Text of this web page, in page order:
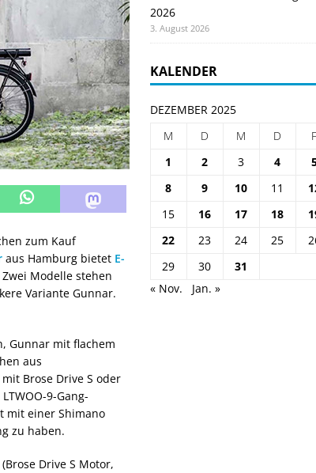
zum Kauf
aus Hamburg bietet E-
Modelle stehen
Variante Gunnar.
Gunnar mit flachem
aus
Brose Drive S oder
9-Gang-
mit einer Shimano
zu haben.
Drive S Motor,
2026
3. August 2026
KALENDER
DEZEMBER 2025
M
D M D F
1
2 3 4
8
9 10 11
15
16 17 18
22
23 24 25
29
30
31
« Nov.
Jan. »